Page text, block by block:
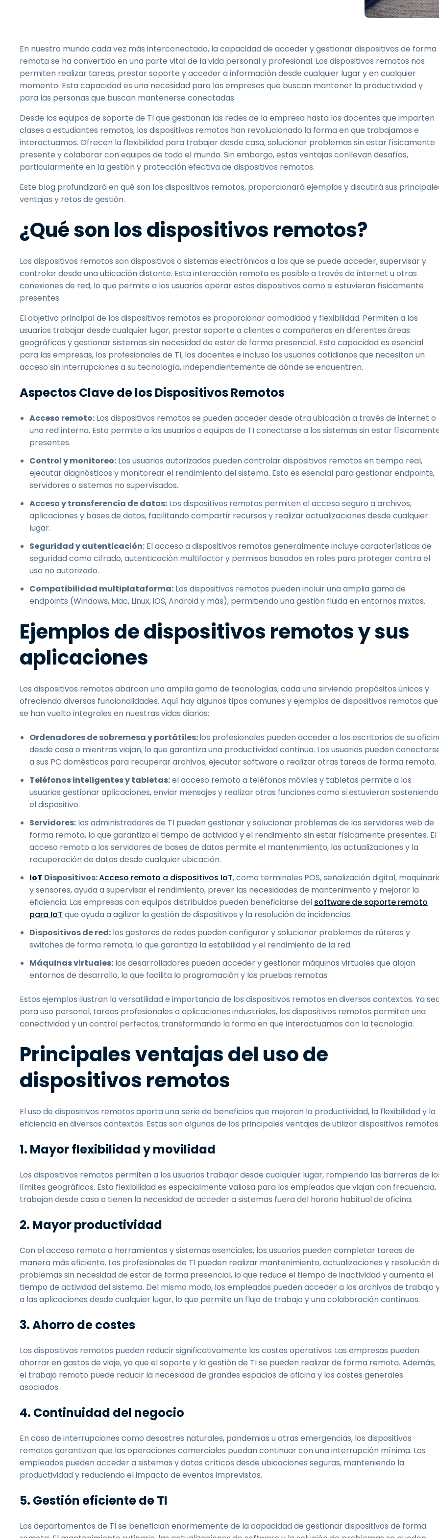
Acceso remoto a través
Acceso Remoto a
Laboratorio
Seguridad del punto final
necesidades
sectores
En nuestro mundo cada vez más interconectado, la capacidad de acceder y gestionar dispositivos de forma
remota se ha convertido en una parte vital de la vida personal y profesional. Los dispositivos remotos nos
permiten realizar tareas, prestar soporte y acceder a información desde cualquier lugar y en cualquier
momento. Esta capacidad es una necesidad para las empresas que buscan mantener la productividad y
para las personas que buscan mantenerse conectadas.
Desde los equipos de soporte de TI que gestionan las redes de la empresa hasta los docentes que imparten
clases a estudiantes remotos, los dispositivos remotos han revolucionado la forma en que trabajamos e
interactuamos. Ofrecen la flexibilidad para trabajar desde casa, solucionar problemas sin estar físicamente
presente y colaborar con equipos de todo el mundo. Sin embargo, estas ventajas conllevan desafíos,
particularmente en la gestión y protección efectiva de dispositivos remotos.
Este blog profundizará en qué son los dispositivos remotos, proporcionará ejemplos y discutirá sus
ventajas y retos de gestión.
¿Qué son los dispositivos remotos?
Los dispositivos remotos son dispositivos o sistemas electrónicos a los que se puede acceder, supervisar y
controlar desde una ubicación distante. Esta interacción remota es posible a través de internet u otras
conexiones de red, lo que permite a los usuarios operar estos dispositivos como si estuvieran físicamente
presentes.
El objetivo principal de los dispositivos remotos es proporcionar comodidad y flexibilidad. Permiten a los
usuarios trabajar desde cualquier lugar, prestar soporte a clientes o compañeros en diferentes áreas
geográficas y gestionar sistemas sin necesidad de estar de forma presencial. Esta capacidad es esencial
para las empresas, los profesionales de TI, los docentes e incluso los usuarios cotidianos que necesitan un
acceso sin interrupciones a su tecnología, independientemente de dónde se encuentren.
Aspectos Clave de los Dispositivos Remotos
Acceso remoto: Los dispositivos remotos se pueden acceder desde otra ubicación a través de internet o
una red interna. Esto permite a los usuarios o equipos de TI conectarse a los sistemas sin estar
presentes.
Control y monitoreo: Los usuarios autorizados pueden controlar dispositivos remotos en tiempo real,
ejecutar diagnósticos y monitorear el rendimiento del sistema. Esto es esencial para gestionar endpoints,
servidores o sistemas no supervisados.
Acceso y transferencia de datos: Los dispositivos remotos permiten el acceso seguro a archivos,
aplicaciones y bases de datos, facilitando compartir recursos y realizar actualizaciones desde cualquier
lugar.
Seguridad y autenticación: El acceso a dispositivos remotos generalmente incluye características de
seguridad como cifrado, autenticación multifactor y permisos basados en roles para proteger contra el
uso no autorizado.
Compatibilidad multiplataforma: Los dispositivos remotos pueden incluir una amplia gama de
endpoints (Windows, Mac, Linux, iOS, Android y más), permitiendo una gestión fluida en entornos mixtos.
Ejemplos de dispositivos remotos y sus
aplicaciones
Los dispositivos remotos abarcan una amplia gama de tecnologías, cada una sirviendo propósitos únicos y
ofreciendo diversas funcionalidades. Aquí hay algunos tipos comunes y ejemplos de dispositivos remotos que
se han vuelto integrales en nuestras vidas diarias:
Ordenadores de sobremesa y portátiles:los profesionales pueden acceder a los escritorios de su
desde casa o mientras viajan, lo que garantiza una productividad continua. Los usuarios pueden
a sus PC domésticos para recuperar archivos, ejecutar software o realizar otras tareas de forma remota.
Teléfonos inteligentes y tabletas:el acceso remoto a teléfonos móviles y tabletas permite a los
usuarios gestionar aplicaciones, enviar mensajes y realizar otras funciones como si estuvieran sosteniendo
el dispositivo.
Servidores: los administradores de TI pueden gestionar y solucionar problemas de los servidores web de
forma remota, lo que garantiza el tiempo de actividad y el rendimiento sin estar físicamente presentes. El
acceso remoto a los servidores de bases de datos permite el mantenimiento, las actualizaciones y la
recuperación de datos desde cualquier ubicación.
IoT Dispositivos:Acceso remoto a dispositivos IoT, como terminales POS, señalización digital,
y sensores, ayuda a supervisar el rendimiento, prever las necesidades de mantenimiento y mejorar la
eficiencia. Las empresas con equipos distribuidos pueden beneficiarse del software de soporte remoto
para IoT que ayuda a agilizar la gestión de dispositivos y la resolución de incidencias.
Dispositivos de red: los gestores de redes pueden configurar y solucionar problemas de rúteres y
switches de forma remota, lo que garantiza la estabilidad y el rendimiento de la red.
Máquinas virtuales: los desarrolladores pueden acceder y gestionar máquinas virtuales que alojan
entornos de desarrollo, lo que facilita la programación y las pruebas remotas.
Estos ejemplos ilustran la versatilidad e importancia de los dispositivos remotos en diversos contextos. Ya
para uso personal, tareas profesionales o aplicaciones industriales, los dispositivos remotos permiten una
conectividad y un control perfectos, transformando la forma en que interactuamos con la tecnología.
Principales ventajas del uso de
dispositivos remotos
El uso de dispositivos remotos aporta una serie de beneficios que mejoran la productividad, la flexibilidad y la
eficiencia en diversos contextos. Estas son algunas de los principales ventajas de utilizar dispositivos remotos:
1. Mayor flexibilidad y movilidad
Los dispositivos remotos permiten a los usuarios trabajar desde cualquier lugar, rompiendo las barreras de
límites geográficos. Esta flexibilidad es especialmente valiosa para los empleados que viajan con frecuencia,
trabajan desde casa o tienen la necesidad de acceder a sistemas fuera del horario habitual de oficina.
2. Mayor productividad
Con el acceso remoto a herramientas y sistemas esenciales, los usuarios pueden completar tareas de
manera más eficiente. Los profesionales de TI pueden realizar mantenimiento, actualizaciones y resolución
problemas sin necesidad de estar de forma presencial, lo que reduce el tiempo de inactividad y aumenta el
tiempo de actividad del sistema. Del mismo modo, los empleados pueden acceder a los archivos de trabajo
a las aplicaciones desde cualquier lugar, lo que permite un flujo de trabajo y una colaboración continuos.
3. Ahorro de costes
Los dispositivos remotos pueden reducir significativamente los costes operativos. Las empresas pueden
ahorrar en gastos de viaje, ya que el soporte y la gestión de TI se pueden realizar de forma remota. Además,
el trabajo remoto puede reducir la necesidad de grandes espacios de oficina y los costes generales
asociados.
4. Continuidad del negocio
En caso de interrupciones como desastres naturales, pandemias u otras emergencias, los dispositivos
remotos garantizan que las operaciones comerciales puedan continuar con una interrupción mínima. Los
empleados pueden acceder a sistemas y datos críticos desde ubicaciones seguras, manteniendo la
productividad y reduciendo el impacto de eventos imprevistos.
5. Gestión eficiente de TI
Los departamentos de TI se benefician enormemente de la capacidad de gestionar dispositivos de forma